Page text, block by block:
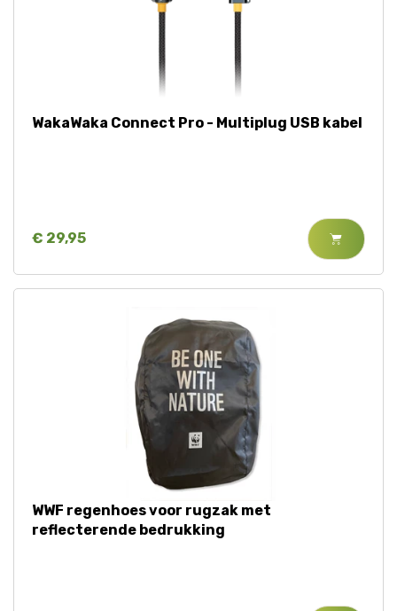
WakaWaka Connect Pro - Multiplug USB kabel
€ 29,95
WWF regenhoes voor rugzak met
reflecterende bedrukking